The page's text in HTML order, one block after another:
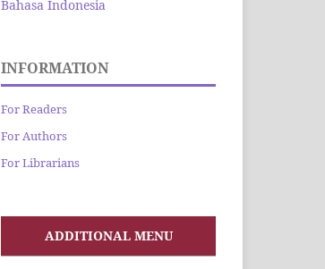
Bahasa Indonesia
INFORMATION
For Readers
For Authors
For Librarians
ADDITIONAL MENU